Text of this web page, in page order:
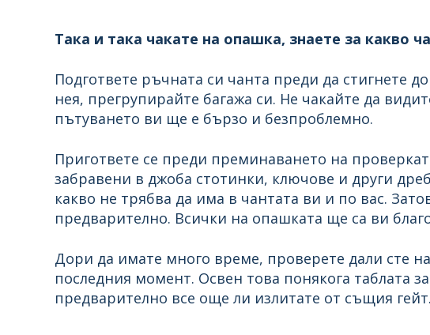
Така и така чакате на опашка, знаете за какво
Подгответе ръчната си чанта преди да стигнете
нея, прегрупирайте багажа си. Не чакайте да
пътуването ви ще е бързо и безпроблемно.
Пригответе се преди преминаването на
забравени в джоба стотинки, ключове и други
какво не трябва да има в чантата ви и по вас.
предварително. Всички на опашката ще са ви
Дори да имате много време, проверете дали сте
последния момент. Освен това понякога таблата
предварително все още ли излитате от същия гейт.